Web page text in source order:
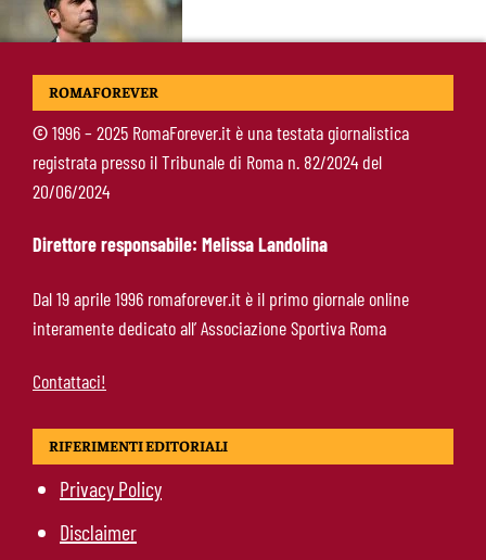
Roma, Cristante fissa gli obiettivi:
per la crescita del club”
Svilar-Roma, promessa sul futuro: “Qui sto
bene, voglio restare”
ROMAFOREVER
©1996 – 2025 RomaForever.it è una testata giornalistica
registrata presso il Tribunale di Roma n. 82/2024 del
20/06/2024
Direttore responsabile: Melissa Landolina
Dal 19 aprile 1996 romaforever.it è il primo giornale online
interamente dedicato all’ Associazione Sportiva Roma
Contattaci!
RIFERIMENTI EDITORIALI
Privacy Policy
Disclaimer